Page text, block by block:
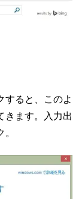
すると、このよ
きます。入力出